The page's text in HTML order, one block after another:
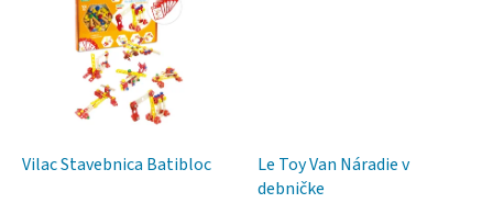
detailmi...
Vilac Stavebnica Batibloc
Le Toy Van Náradie v
debničke